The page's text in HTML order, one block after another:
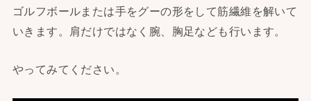
ゴルフボールまたは手をグーの形をして筋繊維を解いて
いきます。肩だけではなく腕、胸足なども行います。
やってみてください。